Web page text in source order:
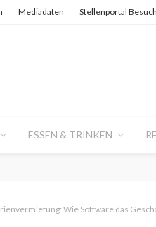
Mediadaten Stellenportal
ESSEN & TRINKEN
Wie Software das